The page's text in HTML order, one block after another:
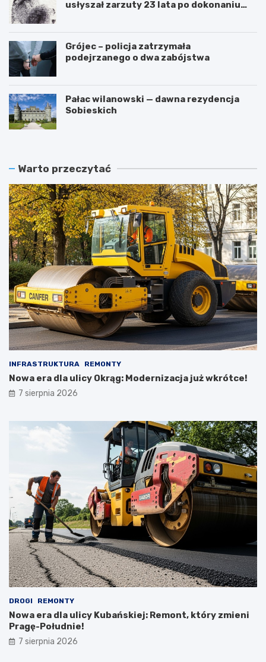
usłyszał zarzuty 23 lata po dokonaniu
Grójec – policja zatrzymała
podejrzanego o dwa zabójstwa
Pałac wilanowski — dawna rezydencja
Sobieskich
Warto przeczytać
INFRASTRUKTURA REMONTY
Nowa era dla ulicy Okrąg: Modernizacja już wkrótce!
7 sierpnia 2026
DROGI REMONTY
Nowa era dla ulicy Kubańskiej: Remont, który zmieni
Pragę-Południe!
7 sierpnia 2026